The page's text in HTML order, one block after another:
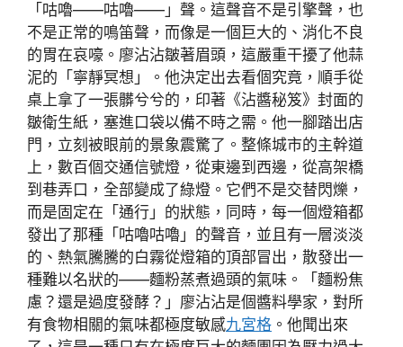
「咕嚕——咕嚕——」聲。這聲音不是引擎聲，也
不是正常的鳴笛聲，而像是一個巨大的、消化不良
的胃在哀嚎。廖沾沾皺著眉頭，這嚴重干擾了他蒜
泥的「寧靜冥想」。他決定出去看個究竟，順手從
桌上拿了一張髒兮兮的，印著《沾醬秘笈》封面的
皺衛生紙，塞進口袋以備不時之需。他一腳踏出店
門，立刻被眼前的景象震驚了。整條城市的主幹道
上，數百個交通信號燈，從東邊到西邊，從高架橋
到巷弄口，全部變成了綠燈。它們不是交替閃爍，
而是固定在「通行」的狀態，同時，每一個燈箱都
發出了那種「咕嚕咕嚕」的聲音，並且有一層淡淡
的、熱氣騰騰的白霧從燈箱的頂部冒出，散發出一
種難以名狀的——麵粉蒸煮過頭的氣味。「麵粉焦
慮？還是過度發酵？」廖沾沾是個醬料學家，對所
有食物相關的氣味都極度敏感九宮格 。他聞出來